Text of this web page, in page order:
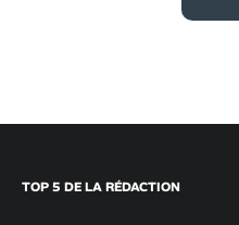
TOP 5 DE LA RÉDACTION